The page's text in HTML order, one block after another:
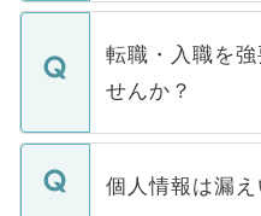
ます。通常、5営
いただきますの
マイナビ
うち約3割は、
けない「非公開
下記の理由によ
ません。
■応募殺到を避け
転職・入職を
せんか？
転職・入職を強
ん。また、仮に
個人情報は漏